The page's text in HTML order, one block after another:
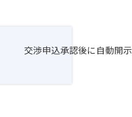
交渉申込承認後に自動開示